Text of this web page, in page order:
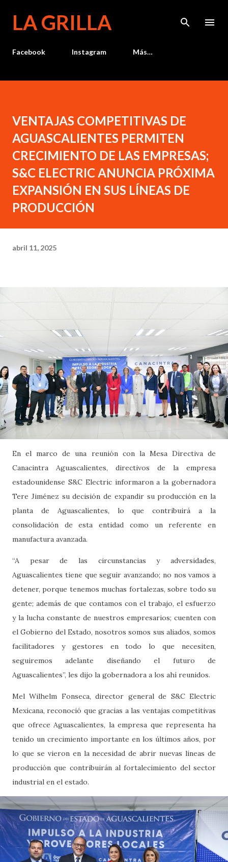
LA GRILLA
Facebook Instagram Más…
VENTAJAS COMPETITIVAS DE
AGUASCALIENTES PERMITEN
CRECIMIENTO DE LAS EMPRESAS;
S&C ELECTRIC ANUNCIA PRÓXIMA
EXPANSIÓN EN SUS LÍNEAS DE
PRODUCCIÓN
abril 11, 2025
En el marco de una reunión con la Mesa Directiva de
Canacintra Aguascalientes, directivos de la empresa
estadounidense S&C Electric informaron a la gobernadora
Tere Jiménez su decisión de expandir su producción en la
planta de Aguascalientes, lo que contribuirá a la
consolidación de esta entidad como un referente en
manufactura avanzada.
“A pesar de las circunstancias y adversidades,
Aguascalientes tiene que seguir avanzando; no nos vamos a
detener, porque tenemos muchas fortalezas, sobre todo su
gente; además de que contamos con el trabajo, el esfuerzo
y la lucha constante de nuestros empresarios; cuenten con
el Gobierno del Estado, nosotros somos sus aliados, somos
facilitadores y gestores en todo lo que necesiten,
seguiremos adelante diseñando el futuro de
Aguascalientes”, les dijo la gobernadora a los ahí reunidos.
Mel Wilhelm Fonseca, director general de S&C Electric
Mexicana, reconoció que gracias a las ventajas competitivas
que ofrece Aguascalientes, la empresa que representa ha
tenido un crecimiento importante en los últimos años, por
lo que se vieron en la necesidad de abrir nuevas líneas de
producción que contribuirán al fortalecimiento del sector
industrial en el estado.